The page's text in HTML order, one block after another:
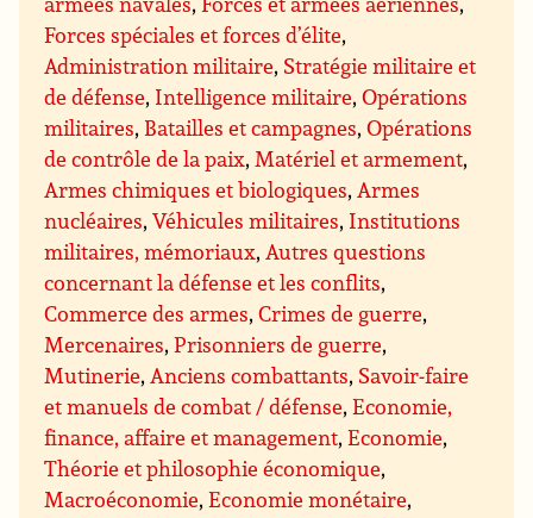
Forces spéciales et forces d’élite,
Administration militaire, Stratégie militaire et
de défense, Intelligence militaire,Opérations
militaires, Batailles et campagnes,Opérations
de contrôle de la paix,Matériel et armement,
Armes chimiques et biologiques,Armes
nucléaires,Véhicules militaires, Institutions
militaires, mémoriaux,Autres questions
concernant la défense et les conflits,
Commerce des armes,Crimes de guerre,
Mercenaires,Prisonniers de guerre,
Mutinerie,Anciens combattants, Savoir-faire
et manuels de combat / défense,Economie,
finance, affaire et management,Economie,
Théorie et philosophie économique,
Macroéconomie,Economie monétaire,